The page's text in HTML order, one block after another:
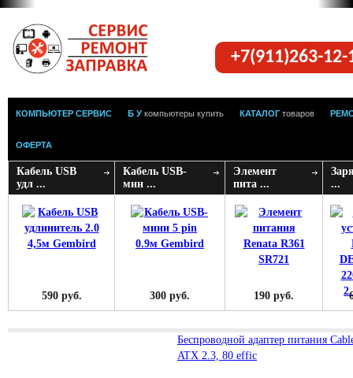
+7(911)263-
КОМПЬЮТЕР СЕРВИС Б У компьютеры купить КАТАЛОГ товаров
ОФЕРТА
Кабель USB
удл ...
590 руб.
Кабель USB-
мин ...
300 руб.
Элемент
пита ...
190 руб.
...
Беспроводной адаптер питания
ATX 2.3, 80 effic